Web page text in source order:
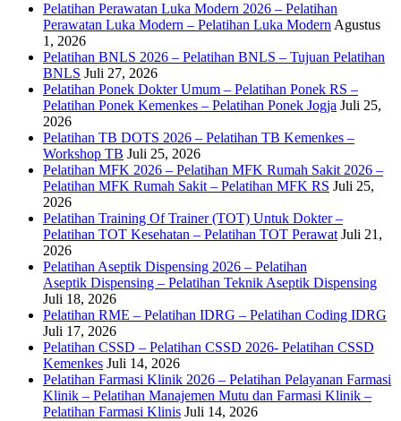
Pelatihan Perawatan Luka Modern 2026 – Pelatihan
Perawatan Luka Modern – Pelatihan Luka ModernAgustus
1, 2026
Pelatihan BNLS 2026 – Pelatihan BNLS – Tujuan Pelatihan
BNLS Juli 27, 2026
Pelatihan Ponek Dokter Umum – Pelatihan Ponek RS –
Pelatihan Ponek Kemenkes – Pelatihan Ponek Jogja Juli 25,
2026
Pelatihan TB DOTS 2026 – Pelatihan TB Kemenkes –
Workshop TB Juli 25, 2026
Pelatihan MFK 2026 – Pelatihan MFK Rumah Sakit 2026 –
Pelatihan MFK Rumah Sakit – Pelatihan MFK RS Juli 25,
2026
Pelatihan Training Of Trainer (TOT) Untuk Dokter –
Pelatihan TOT Kesehatan – Pelatihan TOT Perawat Juli 21,
2026
Pelatihan Aseptik Dispensing 2026 – Pelatihan
Aseptik Dispensing – Pelatihan Teknik Aseptik Dispensing
Juli 18, 2026
Pelatihan RME – Pelatihan IDRG – Pelatihan Coding IDRG
Juli 17, 2026
Pelatihan CSSD – Pelatihan CSSD 2026- Pelatihan CSSD
Kemenkes Juli 14, 2026
Pelatihan Farmasi Klinik 2026 – Pelatihan Pelayanan Farmasi
Klinik – Pelatihan Manajemen Mutu dan Farmasi Klinik –
Pelatihan Farmasi Klinis Juli 14, 2026